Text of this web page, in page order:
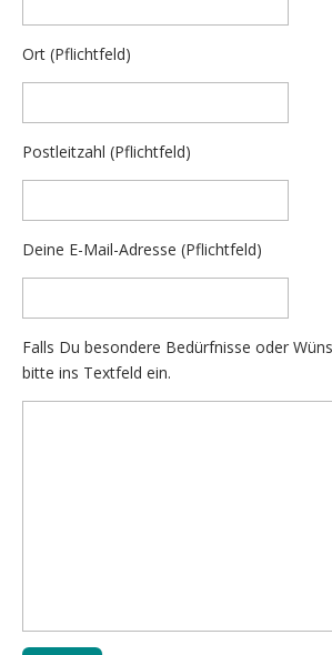
Ort (Pflichtfeld)
Postleitzahl (Pflichtfeld)
Deine E-Mail-Adresse (Pflichtfeld)
Falls Du besondere Bedürfnisse oder
bitte ins Textfeld ein.